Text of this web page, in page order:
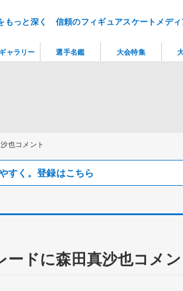
もっと深く 信頼のフィギュアスケートメディ
也コメント
すく。登録はこちら
ドに森田真沙也コメン
ャラリー 選手名鑑 大会特集